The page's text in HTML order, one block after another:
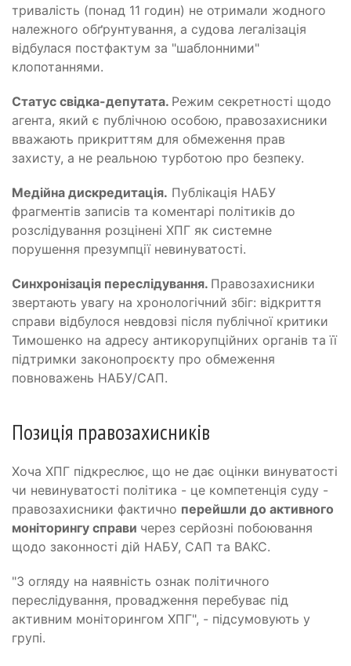
тривалість (понад 11 годин) не отримали жодного
належного обґрунтування, а судова легалізація
відбулася постфактум за "шаблонними"
клопотаннями.
Статус свідка-депутата. Режим секретності щодо
агента, який є публічною особою, правозахисники
вважають прикриттям для обмеження прав
захисту, а не реальною турботою про безпеку.
Медійна дискредитація. Публікація НАБУ
фрагментів записів та коментарі політиків до
розслідування розцінені ХПГ як системне
порушення презумпції невинуватості.
Синхронізація переслідування. Правозахисники
звертають увагу на хронологічний збіг: відкриття
справи відбулося невдовзі після публічної критики
Тимошенко на адресу антикорупційних органів та її
підтримки законопроєкту про обмеження
повноважень НАБУ/САП.
Позиція правозахисників
Хоча ХПГ підкреслює, що не дає оцінки винуватості
чи невинуватості політика - це компетенція суду -
правозахисники фактично перейшли до активного
моніторингу справи через серйозні побоювання
щодо законності дій НАБУ, САП та ВАКС.
"З огляду на наявність ознак політичного
переслідування, провадження перебуває під
активним моніторингом ХПГ", - підсумовують у
групі.